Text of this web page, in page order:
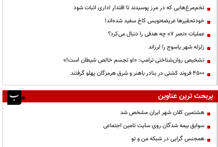
تخم‌مرغ‌هایی که در مرز پوسیدند تا اقتدار اداری اثبات شود
خودتحقیرها عریضه‌نویس کاخ سفید شده‌اند!
عملیات «نصر ۷» چه هدفی را دنبال می‌کرد؟
زلزله شهر یاسوج را لرزاند
تشخیص روان‌شناختی ترامپ: «او تجسم خالص شیطان است!»
۴۵۰۰ فروند کشتی در بنادر باهنر و شرق هرمزگان پهلو گرفتند
پربحث ترین عناوین
هشتمین کلان شهر ایران مشخص شد
سوابق بیمه شدگان روی سایت تامین اجتماعی
همجنس گرایی در شبکه من و تو